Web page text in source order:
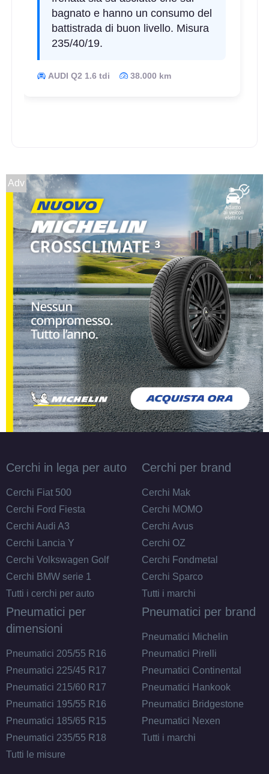
B B 68db
C A 72db
A
D A 71 db
D A 71
bagnato e hanno un consumo del
battistrada di buon livello. Misura
235/40/19.
AUDI Q2 1.6 tdi 38.000 km
Adv
Cerchi in lega per auto
Cerchi Fiat 500
Cerchi Ford Fiesta
Cerchi Audi A3
Cerchi Lancia Y
Cerchi Volkswagen Golf
Cerchi BMW serie 1
Tutti i cerchi per auto
Cerchi per brand
Cerchi Mak
Cerchi MOMO
Cerchi Avus
Cerchi OZ
Cerchi Fondmetal
Cerchi Sparco
Tutti i marchi
Pneumatici per
dimensioni
Pneumatici 205/55 R16
Pneumatici 225/45 R17
Pneumatici 215/60 R17
Pneumatici 195/55 R16
Pneumatici 185/65 R15
Pneumatici 235/55 R18
Tutti le misure
Pneumatici per brand
Pneumatici Michelin
Pneumatici Pirelli
Pneumatici Continental
Pneumatici Hankook
Pneumatici Bridgestone
Pneumatici Nexen
Tutti i marchi